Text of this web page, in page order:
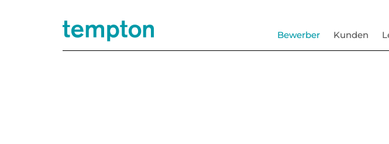
Bewerber Kunden